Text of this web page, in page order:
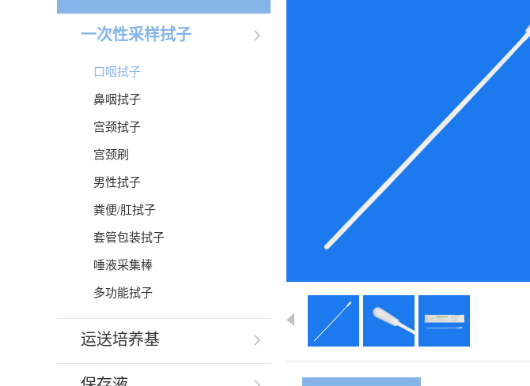
一次性采样拭子
口咽拭子
鼻咽拭子
宫颈拭子
宫颈刷
男性拭子
粪便/肛拭子
套管包装拭子
唾液采集棒
多功能拭子
运送培养基